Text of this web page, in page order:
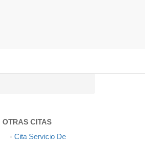
OTRAS CITAS
- Cita Servicio De